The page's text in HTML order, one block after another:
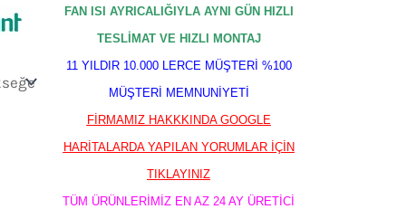
FAN ISI AYRICALIĞIYLA AYNI GÜN HIZLI
TESLİMAT VE HIZLI MONTAJ
11 YILDIR 10.000 LERCE MÜŞTERİ %100
MÜŞTERİ MEMNUNİYETİ
FİRMAMIZ HAKKKINDA GOOGLE
HARİTALARDA YAPILAN YORUMLAR İÇİN
TIKLAYINIZ
TÜM ÜRÜNLERİMİZ EN AZ 24 AY ÜRETİCİ